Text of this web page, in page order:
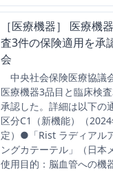
［医療機器］ 医療機
査3件の保険適用を
会
中央社会保険医療協議
医療機器3品目と臨床検
承認した。詳細は以下の
区分C1（新機能）（
定）●「Rist ラディアル
ングカテーテル」（日
使用目的：脳血管への機